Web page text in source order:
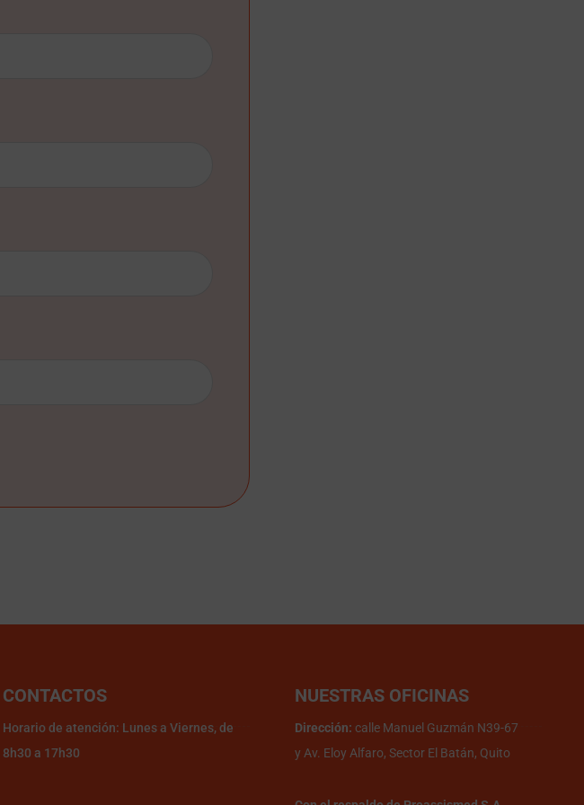
CONTACTOS
Horario de atención: Lunes a Viernes, de
8h30 a 17h30
NUESTRAS OFICINAS
Dirección: calle Manuel Guzmán N39-67
y Av. Eloy Alfaro, Sector El Batán, Quito